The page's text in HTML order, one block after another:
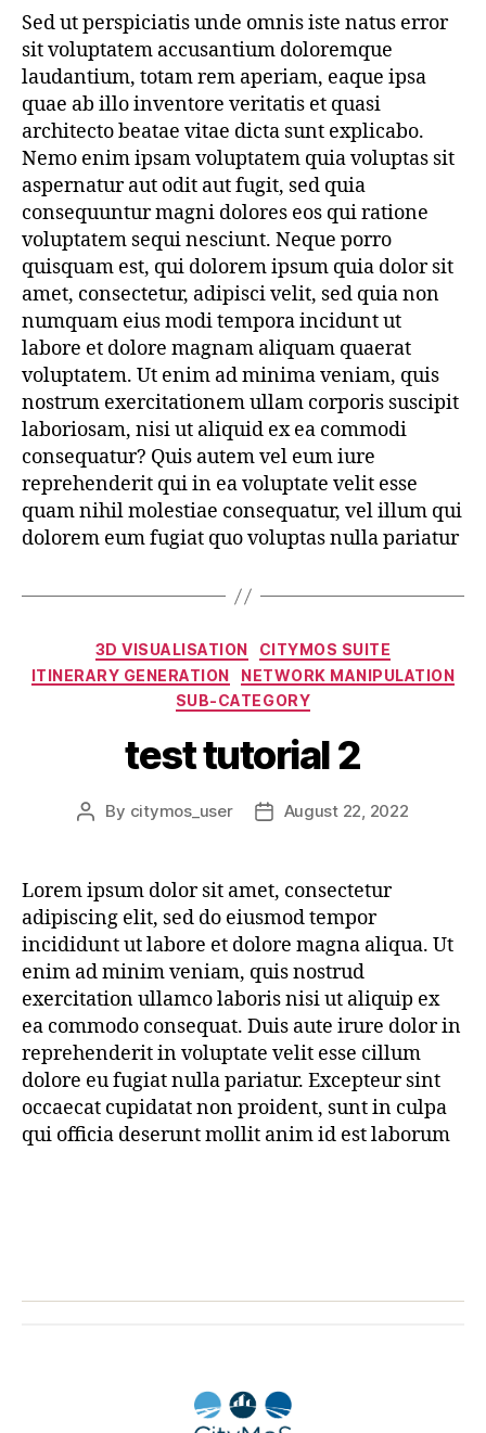
Sed ut perspiciatis unde omnis iste natus error
sit voluptatem accusantium doloremque
laudantium, totam rem aperiam, eaque ipsa
quae ab illo inventore veritatis et quasi
architecto beatae vitae dicta sunt explicabo.
Nemo enim ipsam voluptatem quia voluptas sit
aspernatur aut odit aut fugit, sed quia
consequuntur magni dolores eos qui ratione
voluptatem sequi nesciunt. Neque porro
quisquam est, qui dolorem ipsum quia dolor sit
amet, consectetur, adipisci velit, sed quia non
numquam eius modi tempora incidunt ut
labore et dolore magnam aliquam quaerat
voluptatem. Ut enim ad minima veniam, quis
nostrum exercitationem ullam corporis suscipit
laboriosam, nisi ut aliquid ex ea commodi
consequatur? Quis autem vel eum iure
reprehenderit qui in ea voluptate velit esse
quam nihil molestiae consequatur, vel illum qui
dolorem eum fugiat quo voluptas nulla pariatur
3D VISUALISATION
CITYMOS SUITE
ITINERARY GENERATION
NETWORK MANIPULATION
SUB-CATEGORY
test tutorial 2
By citymos_user August 22, 2022
Lorem ipsum dolor sit amet, consectetur
adipiscing elit, sed do eiusmod tempor
incididunt ut labore et dolore magna aliqua. Ut
enim ad minim veniam, quis nostrud
exercitation ullamco laboris nisi ut aliquip ex
ea commodo consequat. Duis aute irure dolor in
reprehenderit in voluptate velit esse cillum
dolore eu fugiat nulla pariatur. Excepteur sint
occaecat cupidatat non proident, sunt in culpa
qui officia deserunt mollit anim id est laborum